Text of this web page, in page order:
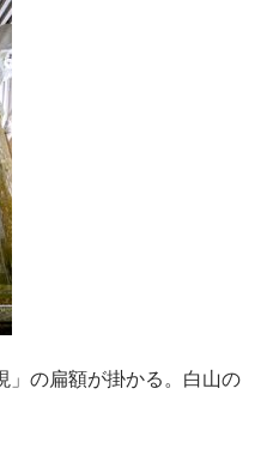
」の扁額が掛かる。白山の